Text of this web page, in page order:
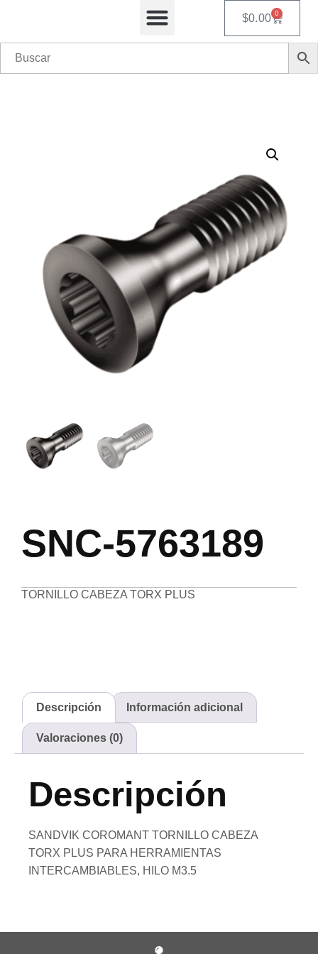
$0.00 0
SNC-5763189
TORNILLO CABEZA TORX PLUS
Descripción Información adicional
Valoraciones (0)
Descripción
SANDVIK COROMANT TORNILLO CABEZA
TORX PLUS PARA HERRAMIENTAS
INTERCAMBIABLES, HILO M3.5